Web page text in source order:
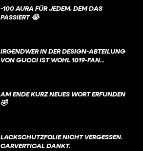
-100 AURA FÜR JEDEM, DEM DAS
PASSIERT 😭
IRGENDWER IN DER DESIGN-ABTEILUNG
VON GUCCI IST WOHL 1019-FAN...
AM ENDE KURZ NEUES WORT ERFUNDEN
🤣
LACKSCHUTZFOLIE NICHT VERGESSEN.
CARVERTICAL DANKT.